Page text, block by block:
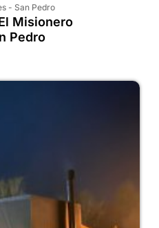
- San Pedro
Misionero
Pedro